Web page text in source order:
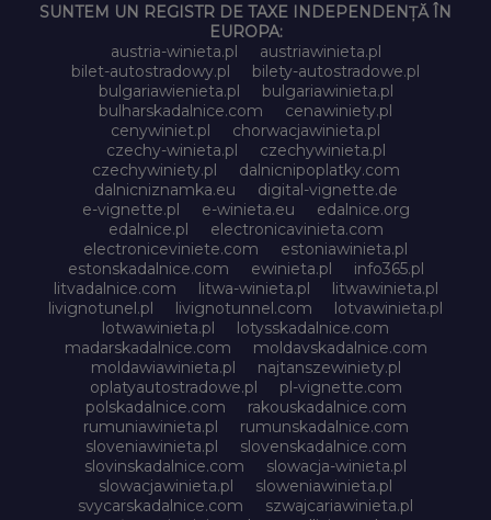
SUNTEM UN REGISTR DE TAXE INDEPENDENȚĂ ÎN
EUROPA:
austria-winieta.pl
austriawinieta.pl
bilet-autostradowy.pl
bilety-autostradowe.pl
bulgariawienieta.pl
bulgariawinieta.pl
bulharskadalnice.com
cenawiniety.pl
cenywiniet.pl
chorwacjawinieta.pl
czechy-winieta.pl
czechywinieta.pl
czechywiniety.pl
dalnicnipoplatky.com
dalnicniznamka.eu
digital-vignette.de
e-vignette.pl
e-winieta.eu
edalnice.org
edalnice.pl
electronicavinieta.com
electroniceviniete.com
estoniawinieta.pl
estonskadalnice.com
ewinieta.pl
info365.pl
litvadalnice.com
litwa-winieta.pl
litwawinieta.pl
livignotunel.pl
livignotunnel.com
lotvawinieta.pl
lotwawinieta.pl
lotysskadalnice.com
madarskadalnice.com
moldavskadalnice.com
moldawiawinieta.pl
najtanszewiniety.pl
oplatyautostradowe.pl
pl-vignette.com
polskadalnice.com
rakouskadalnice.com
rumuniawinieta.pl
rumunskadalnice.com
sloveniawinieta.pl
slovenskadalnice.com
slovinskadalnice.com
slowacja-winieta.pl
slowacjawinieta.pl
sloweniawinieta.pl
svycarskadalnice.com
szwajcariawinieta.pl